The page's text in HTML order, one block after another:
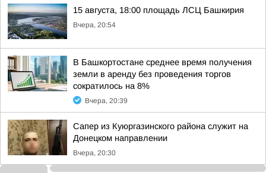
15 августа, 18:00 площадь ЛСЦ Башкирия
Вчера, 20:54
В Башкортостане среднее время получения
земли в аренду без проведения торгов
сократилось на 8%
Вчера, 20:39
Сапер из Куюргазинского района служит на
Донецком направлении
Вчера, 20:30